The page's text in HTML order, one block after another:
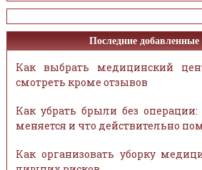
Последние добавленные
Как выбрать медицинский
смотреть кроме отзывов
Как убрать брыли без
меняется и что действительно
Как организовать уборку